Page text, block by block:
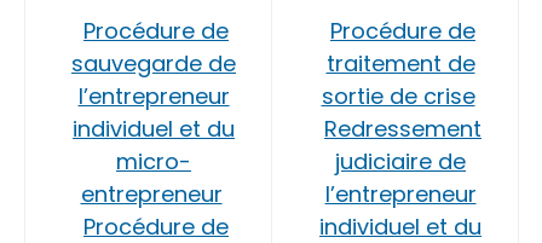
Procédure de
sauvegarde de
l’entrepreneur
individuel et du
micro-
entrepreneur
Procédure de
Procédure de
traitement de
sortie de crise
Redressement
judiciaire de
l’entrepreneur
individuel et du